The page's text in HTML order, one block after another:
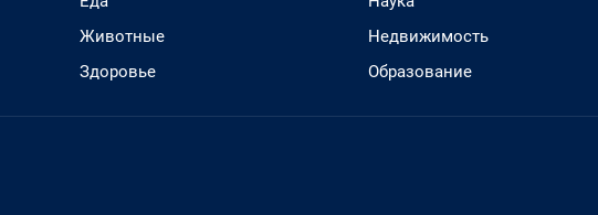
Животные
Здоровье
Недвижимость
Образование